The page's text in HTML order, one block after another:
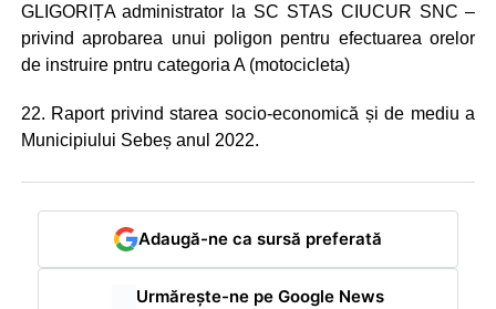
GLIGORIȚA administrator la SC STAS CIUCUR SNC –
privind aprobarea unui poligon pentru efectuarea orelor
de instruire pntru categoria A (motocicleta)
22. Raport privind starea socio-economică și de mediu a
Municipiului Sebeș anul 2022.
Adaugă-ne ca sursă preferată
Urmărește-ne pe Google News